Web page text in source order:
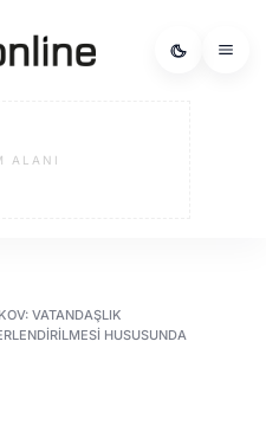
ALANI
VATANDAŞLIK
HUSUSUNDA